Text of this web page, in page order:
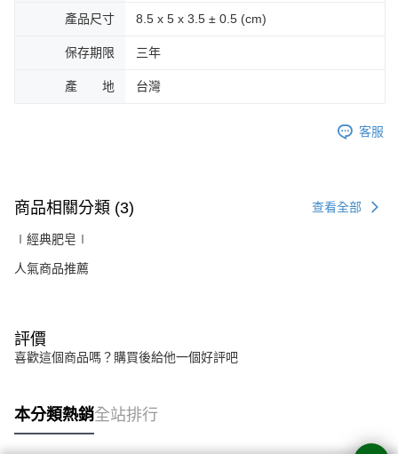
產品尺寸 8.5 x 5 x 3.5 ± 0.5 (cm)
保存期限 三年
產 地 台灣
客服
商品相關分類 (3) 查看全部
∣經典肥皂∣
人氣商品推薦
評價
喜歡這個商品嗎？購買後給他一個好評吧
本分類熱銷全站排行